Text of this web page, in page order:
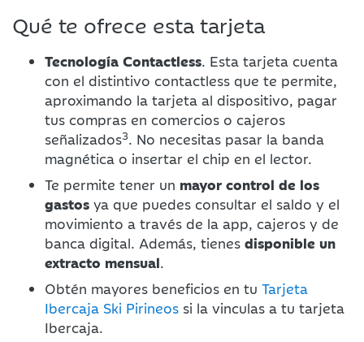
Qué te ofrece esta tarjeta
Tecnología Contactless. Esta tarjeta cuenta
con el distintivo contactless que te permite,
aproximando la tarjeta al dispositivo, pagar
tus compras en comercios o cajeros
señalizados3. No necesitas pasar la banda
magnética o insertar el chip en el lector.
Te permite tener un mayor control de los
gastos ya que puedes consultar el saldo y el
movimiento a través de la app, cajeros y de
banca digital. Además, tienes disponible un
extracto mensual.
Obtén mayores beneficios en tu Tarjeta
Ibercaja Ski Pirineos si la vinculas a tu tarjeta
Ibercaja.